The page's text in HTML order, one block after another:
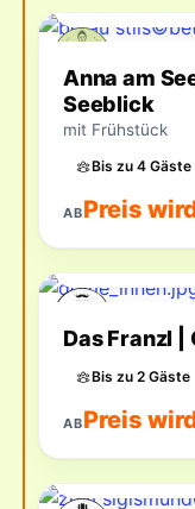
Verfügbare
Anna am
Seeblick
mit Frühstück
Bis zu 4 Gäste
ABPreis
Das Franzl |
Bis zu 2 Gäste
ABPreis